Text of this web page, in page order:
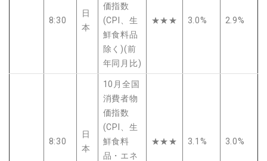
8:30
日
本
価指数
(CPI、生
鮮食料品
除く)(前
年同月比)
★★★ 3.0% 2.9%
8:30
日
本
10月全国
消費者物
価指数
(CPI、生
鮮食料
品・エネ
★★★ 3.1% 3.0%